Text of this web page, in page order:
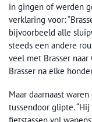
in gingen of werden
verklaring voor:
bijvoorbeeld alle
steeds een andere
veel met Brasser
Brasser na elke
Maar daarnaast
tussendoor glipte.